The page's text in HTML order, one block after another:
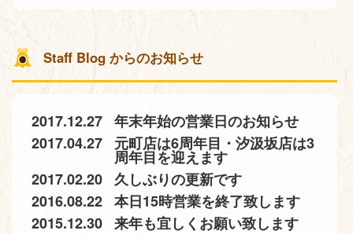
Staff Blog からのお知らせ
2017.12.27 年末年始の営業日のお知らせ
2017.04.27
元町店は6周年目・汐汲坂店は3
周年目を迎えます
2017.02.20
久しぶりの更新です
2016.08.22 本日15時営業を終了致します
2015.12.30 来年も宜しくお願い致します